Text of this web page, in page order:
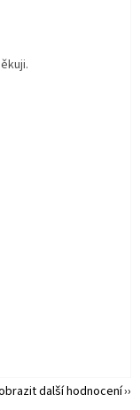
další hodnocení